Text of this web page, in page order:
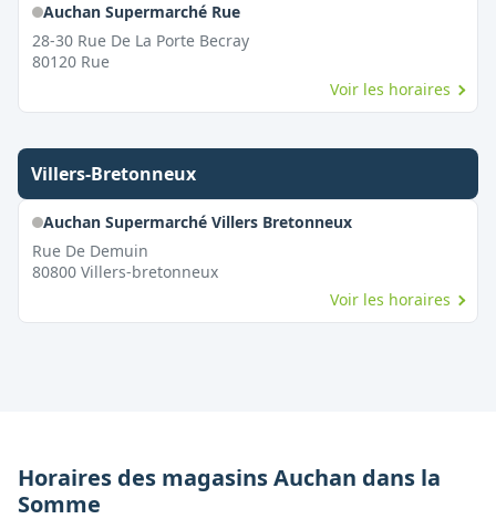
Auchan Supermarché Rue
28-30 Rue De La Porte Becray
80120 Rue
Voir les horaires
Villers-Bretonneux
Auchan Supermarché Villers Bretonneux
Rue De Demuin
80800 Villers-bretonneux
Voir les horaires
Horaires des magasinsAuchan dans la
Somme